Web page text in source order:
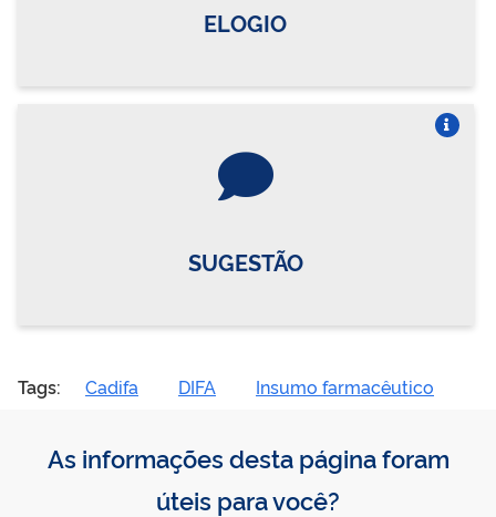
ELOGIO
SUGESTÃO
Tags: Cadifa DIFA Insumo farmacêutico
As informações desta página foram
úteis para você?